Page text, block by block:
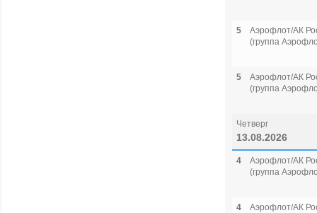
5
Аэрофлот/АК
(группа
5
Аэрофлот/АК
(группа
Четверг
13.08.2026
4
Аэрофлот/АК
(группа
4
Аэрофлот/АК